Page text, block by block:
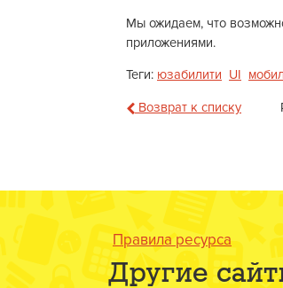
Мы ожидаем, что
приложениями.
Теги: юзабилити UI
Возврат к списку
Правила ресурса
Другие